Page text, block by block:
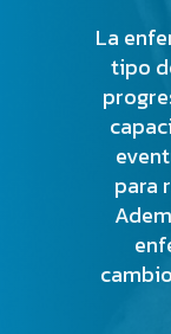
La
tipo
para